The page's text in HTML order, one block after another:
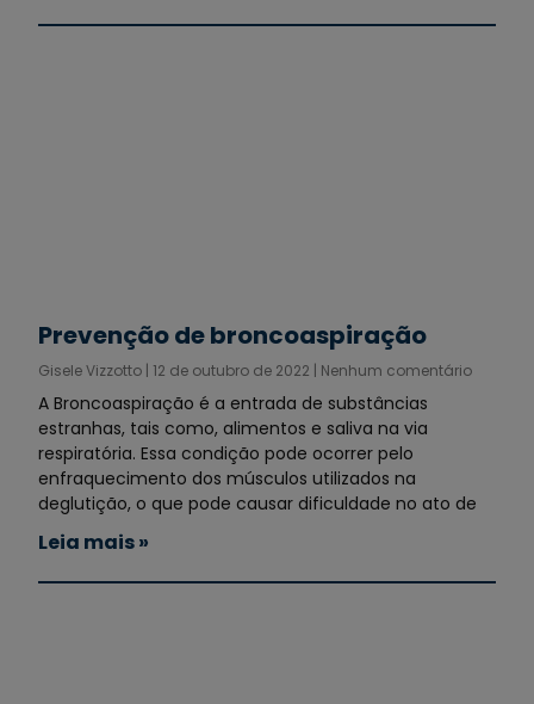
Prevenção de broncoaspiração
Gisele Vizzotto 12 de outubro de 2022 Nenhum comentário
A Broncoaspiração é a entrada de substâncias
estranhas, tais como, alimentos e saliva na via
respiratória. Essa condição pode ocorrer pelo
enfraquecimento dos músculos utilizados na
deglutição, o que pode causar dificuldade no ato de
Leia mais »